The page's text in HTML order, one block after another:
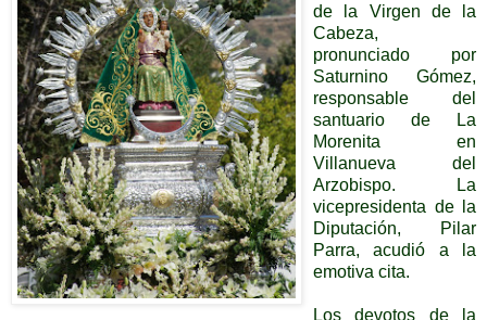
de la Virgen de la
Cabeza,
pronunciado por
Saturnino Gómez,
responsable del
santuario de La
Morenita en
Villanueva del
Arzobispo. La
vicepresidenta de la
Diputación, Pilar
Parra, acudió a la
emotiva cita.
Los devotos de la